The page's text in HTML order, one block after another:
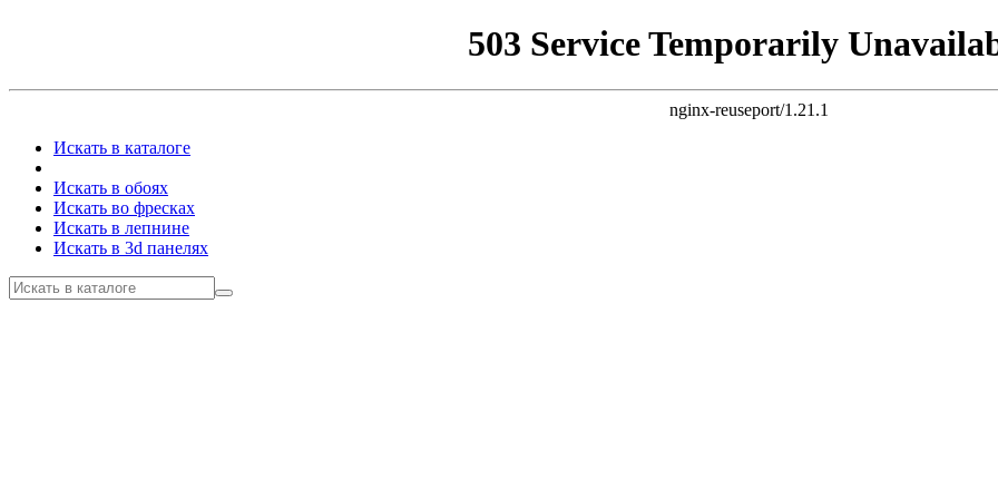
503 Service Temporarily
nginx-reuseport/1.21.1
Искать в каталоге
Искать в обоях
Искать во фресках
Искать в лепнине
Искать в 3d панелях